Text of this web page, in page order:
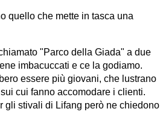
quello che mette in tasca una
"Parco della Giada" a due
imbacuccati e ce la godiamo.
essere più giovani, che lustrano
cui fanno accomodare i clienti.
gli stivali di Lifang però ne chiedono